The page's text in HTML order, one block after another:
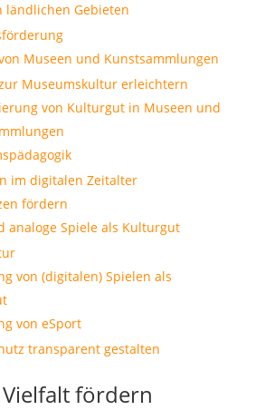
ländlichen Gebieten
Museen und Kunstsammlungen
Museumskultur erleichtern
von Kulturgut in Museen und
im digitalen Zeitalter
fördern
analoge Spiele als Kulturgut
von (digitalen) Spielen als
von eSport
transparent gestalten
fördern